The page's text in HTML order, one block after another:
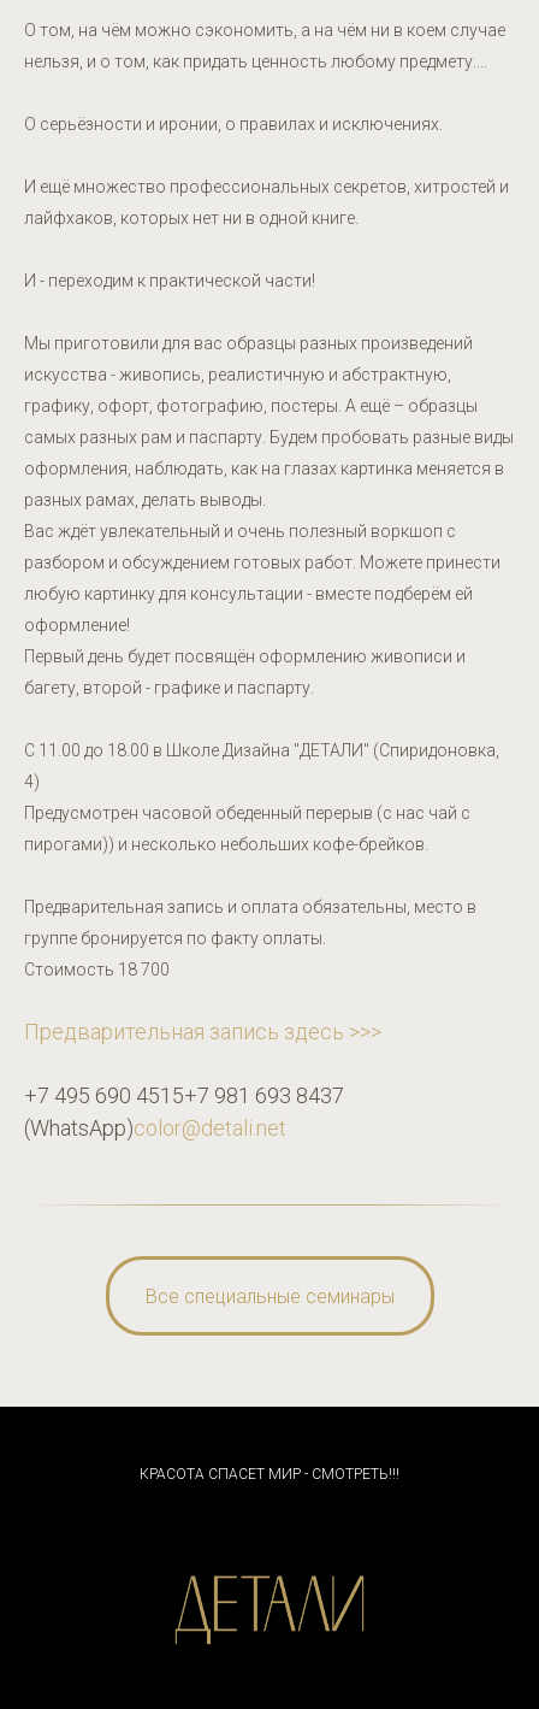
О том, на чём можно сэкономить, а на чём ни в коем случае
нельзя, и о том, как придать ценность любому предмету....
О серьёзности и иронии, о правилах и исключениях.
И ещё множество профессиональных секретов, хитростей и
лайфхаков, которых нет ни в одной книге.
И - переходим к практической части!
Мы приготовили для вас образцы разных произведений
искусства - живопись, реалистичную и абстрактную,
графику, офорт, фотографию, постеры. А ещё – образцы
самых разных рам и паспарту. Будем пробовать разные виды
оформления, наблюдать, как на глазах картинка меняется в
разных рамах, делать выводы.
Вас ждёт увлекательный и очень полезный воркшоп с
разбором и обсуждением готовых работ. Можете принести
любую картинку для консультации - вместе подберём ей
оформление!
Первый день будет посвящён оформлению живописи и
багету, второй - графике и паспарту.
С 11.00 до 18.00 в Школе Дизайна "ДЕТАЛИ" (Спиридоновка,
4)
Предусмотрен часовой обеденный перерыв (с нас чай с
пирогами)) и несколько небольших кофе-брейков.
Предварительная запись и оплата обязательны, место в
группе бронируется по факту оплаты.
Стоимость 18 700
Предварительная запись здесь >>>
+7 495 690 4515+7 981 693 8437
(WhatsApp)color@detali.net
Все специальные семинары
КРАСОТА СПАСЕТ МИР - СМОТРЕТЬ!!!